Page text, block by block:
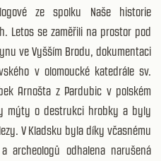
ze spolku Naše historie
Letos se zaměřili na prostor pod
ve Vyšším Brodu, dokumentaci
v olomoucké katedrále sv.
Arnošta z Pardubic v polském
mýty o destrukci hrobky a byly
V Kladsku byla díky včasnému
archeologů odhalena narušená